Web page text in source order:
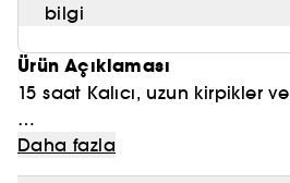
GISOU
K18
ARMANI
bilgi
Ürün Açıklaması
15 saat Kalıcı, uzun kirpikler ve
Kalıcılığına, mükemmel
hayran kalacaksınız.
Daha fazla